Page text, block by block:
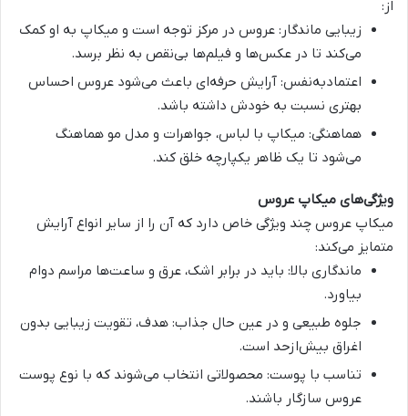
از:
زیبایی ماندگار : عروس در مرکز توجه است و میکاپ به او کمک
می‌کند تا در عکس‌ها و فیلم‌ها بی‌نقص به نظر برسد.
اعتمادبه‌نفس: آرایش حرفه‌ای باعث می‌شود عروس احساس
بهتری نسبت به خودش داشته باشد.
هماهنگی: میکاپ با لباس، جواهرات و مدل مو هماهنگ
می‌شود تا یک ظاهر یکپارچه خلق کند.
ویژگی‌های میکاپ عروس
میکاپ عروس چند ویژگی خاص دارد که آن را از سایر انواع آرایش
متمایز می‌کند:
ماندگاری بالا: باید در برابر اشک، عرق و ساعت‌ها مراسم دوام
بیاورد.
جلوه طبیعی و در عین حال جذاب: هدف، تقویت زیبایی بدون
اغراق بیش‌ازحد است.
تناسب با پوست: محصولاتی انتخاب می‌شوند که با نوع پوست
عروس سازگار باشند.